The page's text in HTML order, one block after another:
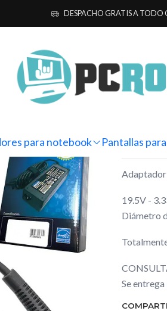
para notebook Pantallas
DESPACHO GRATIS A TODO
Alternativos HP Adaptador
in-
19.5V -
Diámetro
Se